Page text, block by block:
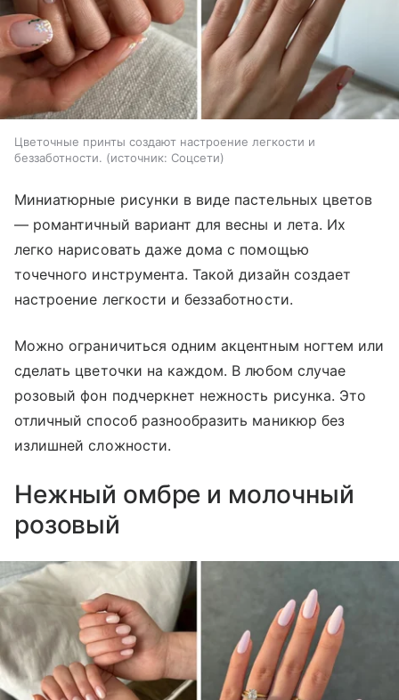
Цветочные принты создают настроение легкости и
беззаботности.
источник: Соцсети
Миниатюрные рисунки в виде пастельных цветов
— романтичный вариант для весны и лета. Их
легко нарисовать даже дома с помощью
точечного инструмента. Такой дизайн создает
настроение легкости и беззаботности.
Можно ограничиться одним акцентным ногтем или
сделать цветочки на каждом. В любом случае
розовый фон подчеркнет нежность рисунка. Это
отличный способ разнообразить маникюр без
излишней сложности.
Нежный омбре и молочный
розовый